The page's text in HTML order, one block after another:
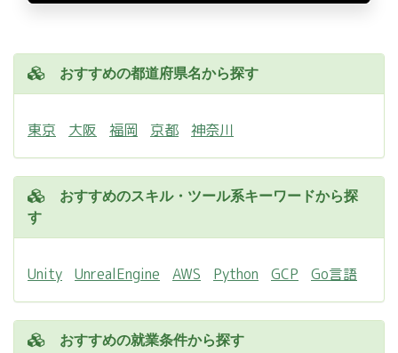
おすすめの都道府県名から探す
東京 大阪 福岡 京都 神奈川
おすすめのスキル・ツール系キーワードから探
す
Unity UnrealEngine AWS Python GCP Go言語
おすすめの就業条件から探す